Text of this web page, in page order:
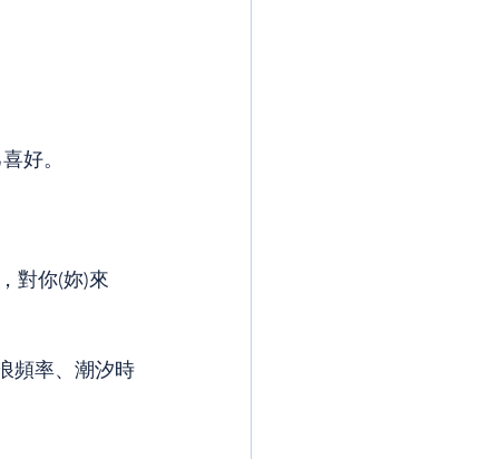
好。
對你(妳)來
頻率、潮汐時